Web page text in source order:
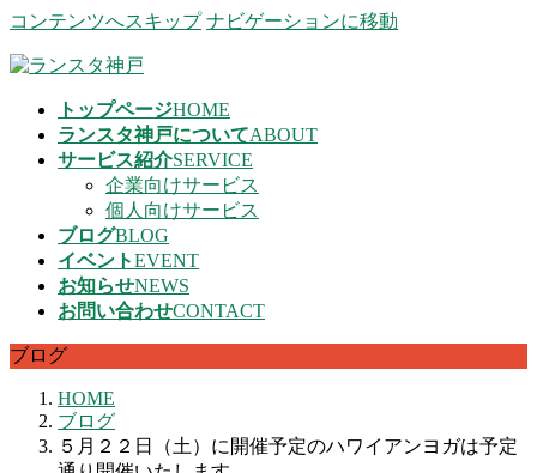
コンテンツへスキップ ナビゲーションに移動
トップページHOME
ランスタ神戸についてABOUT
サービス紹介SERVICE
企業向けサービス
個人向けサービス
ブログBLOG
イベントEVENT
お知らせNEWS
お問い合わせCONTACT
ブログ
HOME
ブログ
５月２２日（土）に開催予定のハワイアンヨガは予定